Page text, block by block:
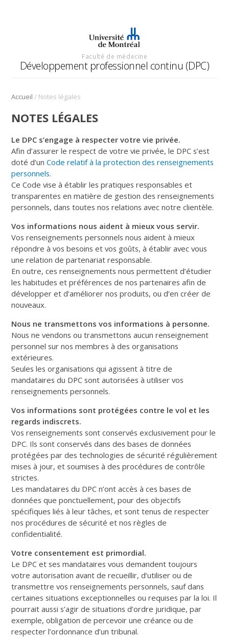
Faculté de médecine
Développement professionnel continu (DPC)
Accueil / Notes légales
NOTES LÉGALES
Le DPC s’engage à respecter votre vie privée.
Afin d’assurer le respect de votre vie privée, le DPC s’est
doté d’unCode relatif à la protection des renseignements
personnels.
Ce Code vise à établir les pratiques responsables et
transparentes en matière de gestion des renseignements
personnels, dans toutes nos relations avec notre clientèle.
Vos informations nous aident à mieux vous servir.
Vos renseignements personnels nous aident à mieux
répondre à vos besoins et vos goûts, à établir avec vous
une relation de partenariat responsable.
En outre, ces renseignements nous permettent d’étudier
les habitudes et préférences de nos partenaires afin de
développer et d’améliorer nos produits, ou d’en créer de
nouveaux.
Nous ne transmettons vos informations à personne.
Nous ne vendons ou transmettons aucun renseignement
personnel sur nos membres à des organisations
extérieures.
Seules les organisations qui agissent à titre de
mandataires du DPC sont autorisées à utiliser vos
renseignements personnels.
Vos informations sont protégées contre le vol et les
regards indiscrets.
Vos renseignements sont conservés exclusivement pour le
DPC. Ils sont conservés dans des bases de données
protégées par des technologies de sécurité régulièrement
mises à jour, et soumises à des procédures de contrôle
strictes.
Les mandataires du DPC n’ont accès à ces bases de
données que ponctuellement, pour des objectifs
spécifiques liés à leur tâches, et sont tenus de respecter
nos procédures de sécurité et nos règles de
confidentialité.
Votre consentement est primordial.
Le DPC et ses mandataires vous demandent toujours
votre autorisation avant de recueillir, d’utiliser ou de
transmettre vos renseignements personnels, sauf dans
certaines situations exceptionnelles ou requises par la loi. Il
pourrait aussi s’agir de situations d’ordre juridique, par
exemple, obligation de percevoir une créance ou de
respecter l’ordonnance d’un tribunal.